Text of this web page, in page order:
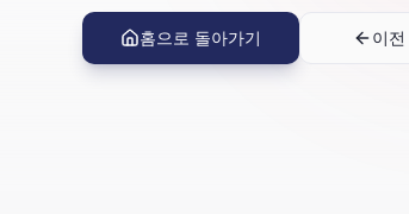
홈으로 돌아가기 이